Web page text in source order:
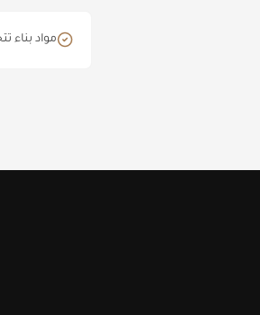
مواد بناء